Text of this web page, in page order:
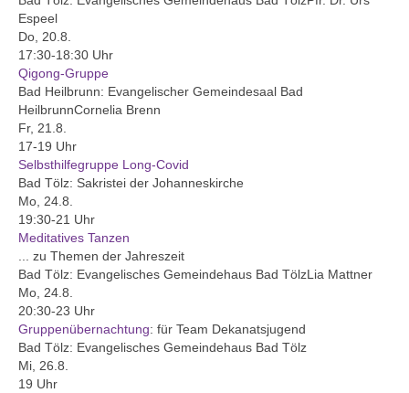
Geschichte
Karte der Ortsteile
Dekanat Bad Tölz
Evang. Erwachsenenbildung Oberland
Evang.-Luth. Kirche in Bayern
Evang. Kirche in Deutschland
Kirchenmusik
Organisten
Espeel
Do, 20.8.
17:30-18:30 Uhr
Qigong-Gruppe
Bad Heilbrunn: Evangelischer Gemeindesaal Bad
HeilbrunnCornelia Brenn
Fr, 21.8.
17-19 Uhr
Selbsthilfegruppe Long-Covid
Bad Tölz: Sakristei der Johanneskirche
Mo, 24.8.
19:30-21 Uhr
Meditatives Tanzen
... zu Themen der Jahreszeit
Bad Tölz: Evangelisches Gemeindehaus Bad TölzLia Mattner
Mo, 24.8.
20:30-23 Uhr
Gruppenübernachtung: für Team Dekanatsjugend
Bad Tölz: Evangelisches Gemeindehaus Bad Tölz
Mi, 26.8.
19 Uhr